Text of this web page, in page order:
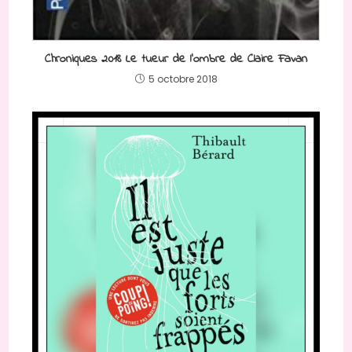
Chroniques 2018 Le tueur de l’ombre de Claire Favan
5 octobre 2018